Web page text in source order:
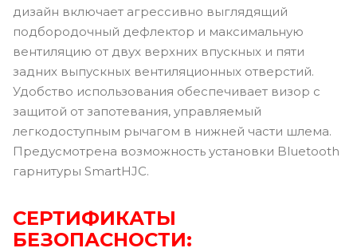
дизайн включает агрессивно выглядящий
подбородочный дефлектор и максимальную
вентиляцию от двух верхних впускных и пяти
задних выпускных вентиляционных отверстий.
Удобство использования обеспечивает визор с
защитой от запотевания, управляемый
легкодоступным рычагом в нижней части шлема.
Предусмотрена возможность установки Bluetooth
гарнитуры SmartHJC.
СЕРТИФИКАТЫ
БЕЗОПАСНОСТИ: